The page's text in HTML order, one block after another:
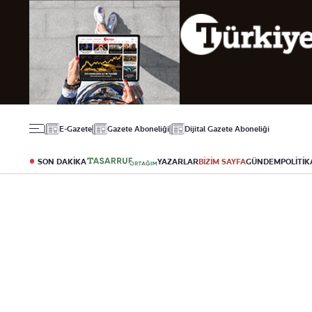
E-Gazete Gazete Aboneliği Dijital Gazete Aboneliği
SON DAKİKA YAZARLARBİZİM SAYFAGÜNDEM
Politika
Ekonomi
Borsa
Altın
Döviz
Hisse Senedi
Kripto Para
T-Otomobil
Futbol
Puan Durumu